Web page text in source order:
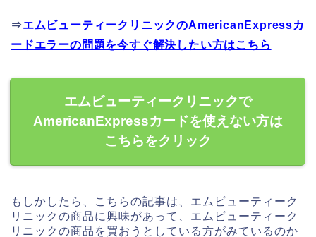
⇒エムビューティークリニックのAmericanExpressカ
ードエラーの問題を今すぐ解決したい方はこちら
エムビューティークリニックで
AmericanExpressカードを使えない方は
こちらをクリック
もしかしたら、こちらの記事は、エムビューティーク
リニックの商品に興味があって、エムビューティーク
リニックの商品を買おうとしている方がみているのか